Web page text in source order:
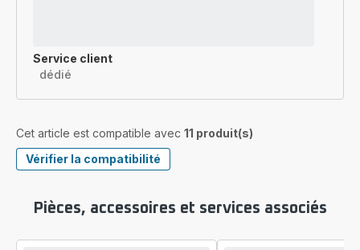
Service client
dédié
Cet article est compatible avec 11 produit(s)
Vérifier la compatibilité
Pièces, accessoires et services associés